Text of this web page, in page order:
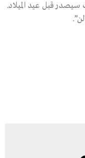
سيصدر قبل عيد الميلاد.